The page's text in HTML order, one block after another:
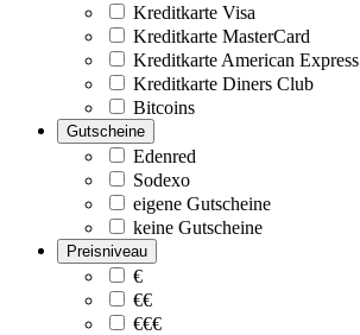
Kreditkarte Visa
Kreditkarte MasterCard
Kreditkarte American Express
Kreditkarte Diners Club
Bitcoins
Gutscheine
Edenred
Sodexo
eigene Gutscheine
keine Gutscheine
Preisniveau
€
€€
€€€